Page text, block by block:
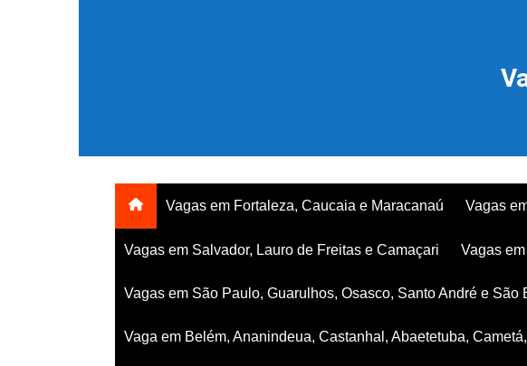
Vagas em Fortaleza, Caucaia e Maracanaú Vagas
Vagas em Salvador, Lauro de Freitas e Camaçari Vagas
Vagas em São Paulo, Guarulhos, Osasco, Santo André e São
Vaga em Belém, Ananindeua, Castanhal, Abaetetuba,